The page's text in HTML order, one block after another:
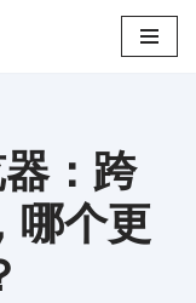
：跨
哪个更